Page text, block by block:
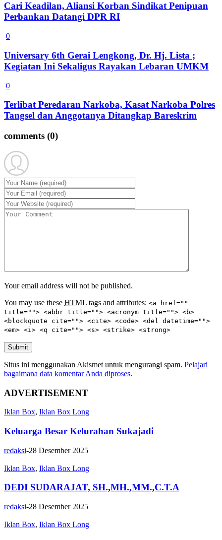
Cari Keadilan, Aliansi Korban Sindikat Penipuan
Perbankan Datangi DPR RI
0
Universary 6th Gerai Lengkong, Dr. Hj. Lista ;
Kegiatan Ini Sekaligus Rayakan Lebaran UMKM
0
Terlibat Peredaran Narkoba, Kasat Narkoba Polres
Tangsel dan Anggotanya Ditangkap Bareskrim
comments (0)
Your email address will not be published.
You may use these HTML tags and attributes: <a href=""
title=""> <abbr title=""> <acronym title=""> <b>
<blockquote cite=""> <cite> <code> <del datetime="">
<em> <i> <q cite=""> <s> <strike> <strong>
Submit
Situs ini menggunakan Akismet untuk mengurangi spam. Pelajari
bagaimana data komentar Anda diproses.
ADVERTISEMENT
Iklan Box, Iklan Box Long
Keluarga Besar Kelurahan Sukajadi
redaksi-28 Desember 2025
Iklan Box, Iklan Box Long
DEDI SUDARAJAT, SH.,MH.,MM.,C.T.A
redaksi-28 Desember 2025
Iklan Box, Iklan Box Long